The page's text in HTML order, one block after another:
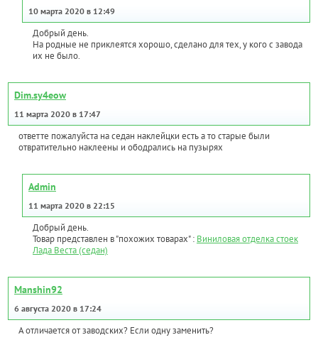
10 марта 2020 в 12:49
Добрый день.
На родные не приклеятся хорошо, сделано для тех, у кого с завода
их не было.
Dim.sy4eow
11 марта 2020 в 17:47
ответте пожалуйста на седан наклейцки есть а то старые были
отвратительно наклеены и ободрались на пузырях
Admin
11 марта 2020 в 22:15
Добрый день.
Товар представлен в "похожих товарах" : Виниловая отделка стоек
Лада Веста (седан)
Manshin92
6 августа 2020 в 17:24
А отличается от заводских? Если одну заменить?